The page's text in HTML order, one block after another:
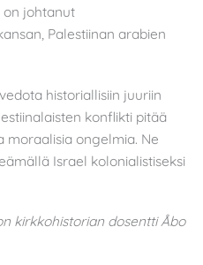
on johtanut
Palestiinan arabien
historiallisiin juuriin
konflikti pitää
moraalisia ongelmia. Ne
Israel kolonialistiseksi
kirkkohistorian dosentti Åbo